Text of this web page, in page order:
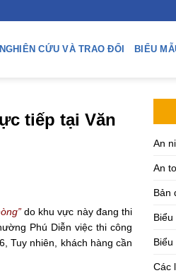
NGHIÊN CỨU VÀ TRAO ĐỔI BIỂU
tiếp tại Văn
g”do khu vực này đang thi
Phú Diễn việc thi công
Tuy nhiên, khách hàng cần
An
An
Bản
Biểu
Các